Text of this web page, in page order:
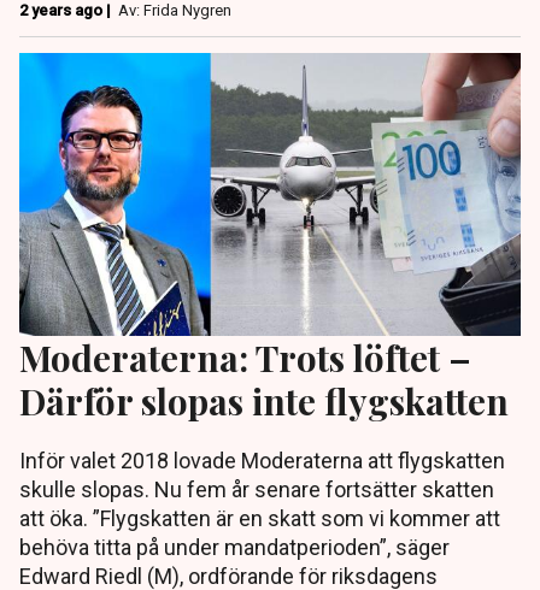
2 years ago | Av: Frida Nygren
Moderaterna: Trots löftet –
Därför slopas inte flygskatten
Inför valet 2018 lovade Moderaterna att flygskatten
skulle slopas. Nu fem år senare fortsätter skatten
att öka. ”Flygskatten är en skatt som vi kommer att
behöva titta på under mandatperioden”, säger
Edward Riedl (M), ordförande för riksdagens